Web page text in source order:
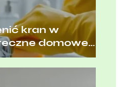
kran w
domowe